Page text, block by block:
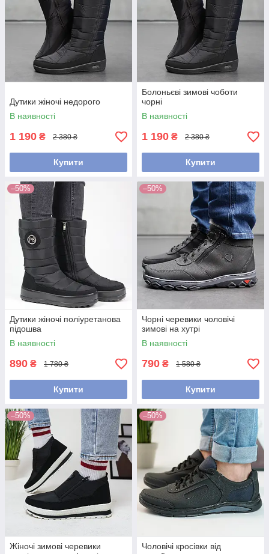
Дутики жіночі недорого
В наявності
1 190 ₴ 2 380 ₴
Купити
Болоньєві зимові чоботи
чорні
В наявності
1 190 ₴ 2 380 ₴
Купити
–50%
Дутики жіночі поліуретанова
підошва
В наявності
890 ₴ 1 780 ₴
Купити
–50%
Чорні черевики чоловічі
зимові на хутрі
В наявності
790 ₴ 1 580 ₴
Купити
–50%
Жіночі зимові черевики
–50%
Чоловічі кросівки від